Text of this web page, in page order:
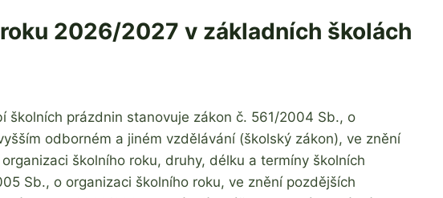
2026/2027 v základních školách
školních prázdnin stanovuje zákon č. 561/2004 Sb., o
odborném a jiném vzdělávání (školský zákon), ve znění
školního roku, druhy, délku a termíny školních
Sb., o organizaci školního roku, ve znění pozdějších